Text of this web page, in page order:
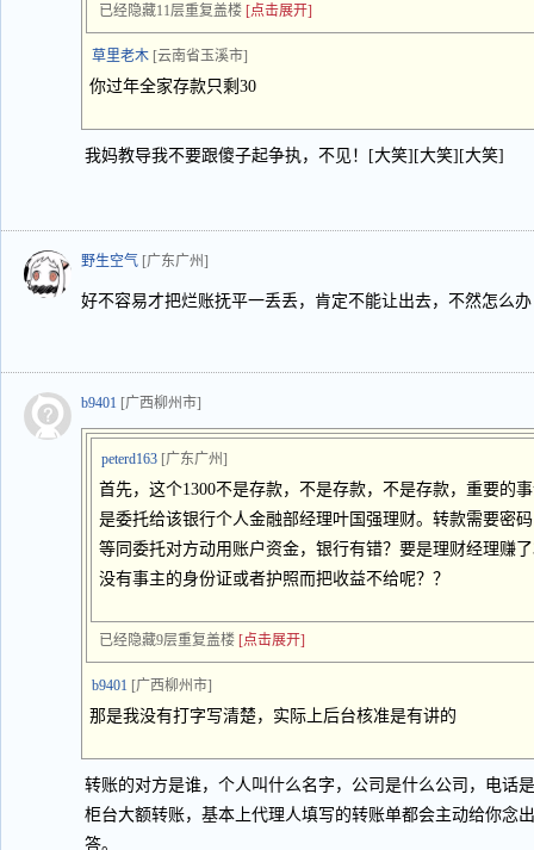
已经隐藏11层重复盖楼 [点击展开]
草里老木 [云南省玉溪市]
你过年全家存款只剩30
我妈教导我不要跟傻子起争执，不见！[大笑][大笑][大笑]
野生空气 [广东广州]
好不容易才把烂账抚平一丢丢，肯定不能让出去，不然怎么办
b9401 [广西柳州市]
peterd163 [广东广州]
首先，这个1300不是存款，不是存款，不是存款，重要的
是委托给该银行个人金融部经理叶国强理财。转款需要密
等同委托对方动用账户资金，银行有错？要是理财经理赚
没有事主的身份证或者护照而把收益不给呢？？
已经隐藏9层重复盖楼 [点击展开]
b9401 [广西柳州市]
那是我没有打字写清楚，实际上后台核准是有讲的
转账的对方是谁，个人叫什么名字，公司是什么公司，电话
柜台大额转账，基本上代理人填写的转账单都会主动给你念
答。